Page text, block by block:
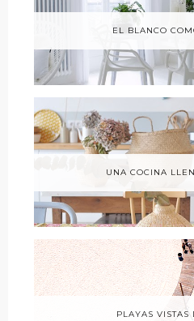
EL BLANCO
UNA COCINA
PLAYAS